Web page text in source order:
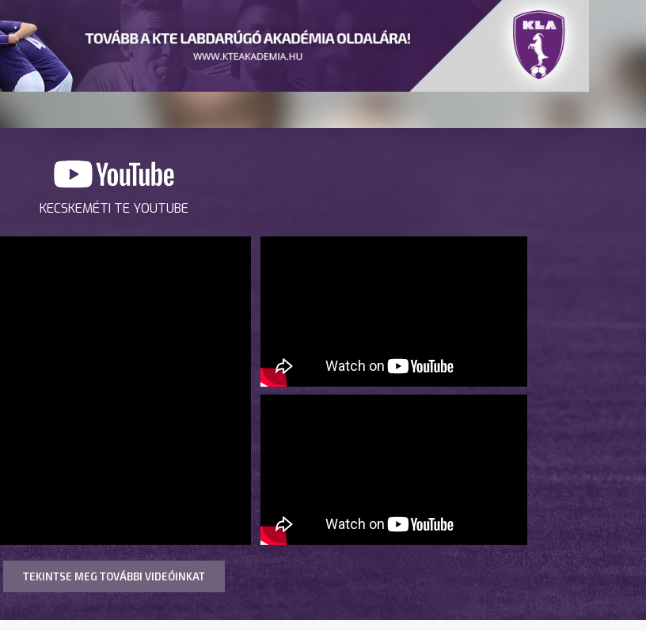
KECSKEMÉTI TE YOUTUBE
TEKINTSE MEG TOVÁBBI VIDEÓINKAT